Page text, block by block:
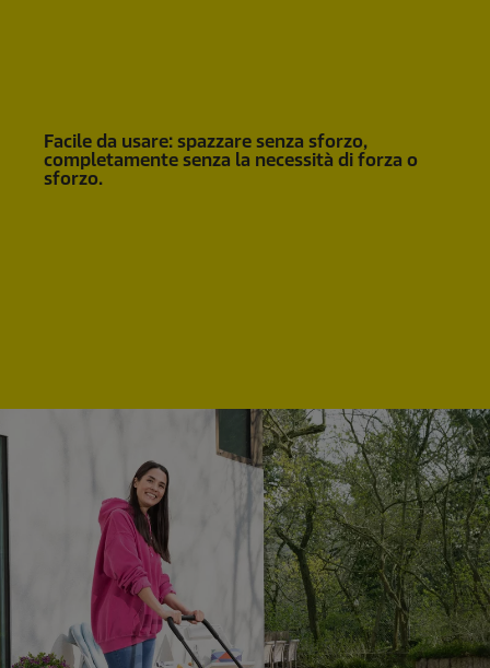
Facile da usare: spazzare senza sforzo,
completamente senza la necessità di forza o
sforzo.